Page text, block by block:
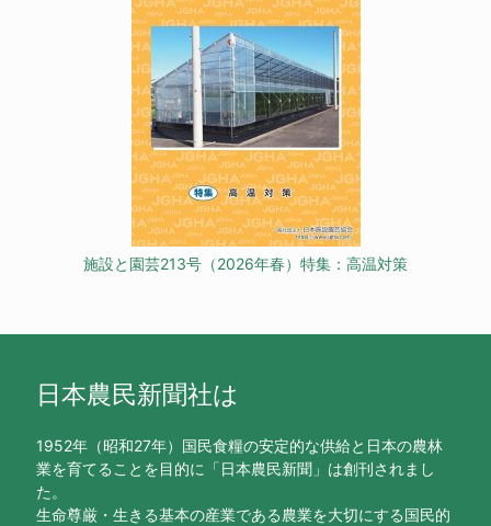
施設と園芸213号（2026年春）特集：高温対策
日本農民新聞社は
1952年（昭和27年）国民食糧の安定的な供給と日本の農林
業を育てることを目的に「日本農民新聞」は創刊されまし
た。
生命尊厳・生きる基本の産業である農業を大切にする国民的